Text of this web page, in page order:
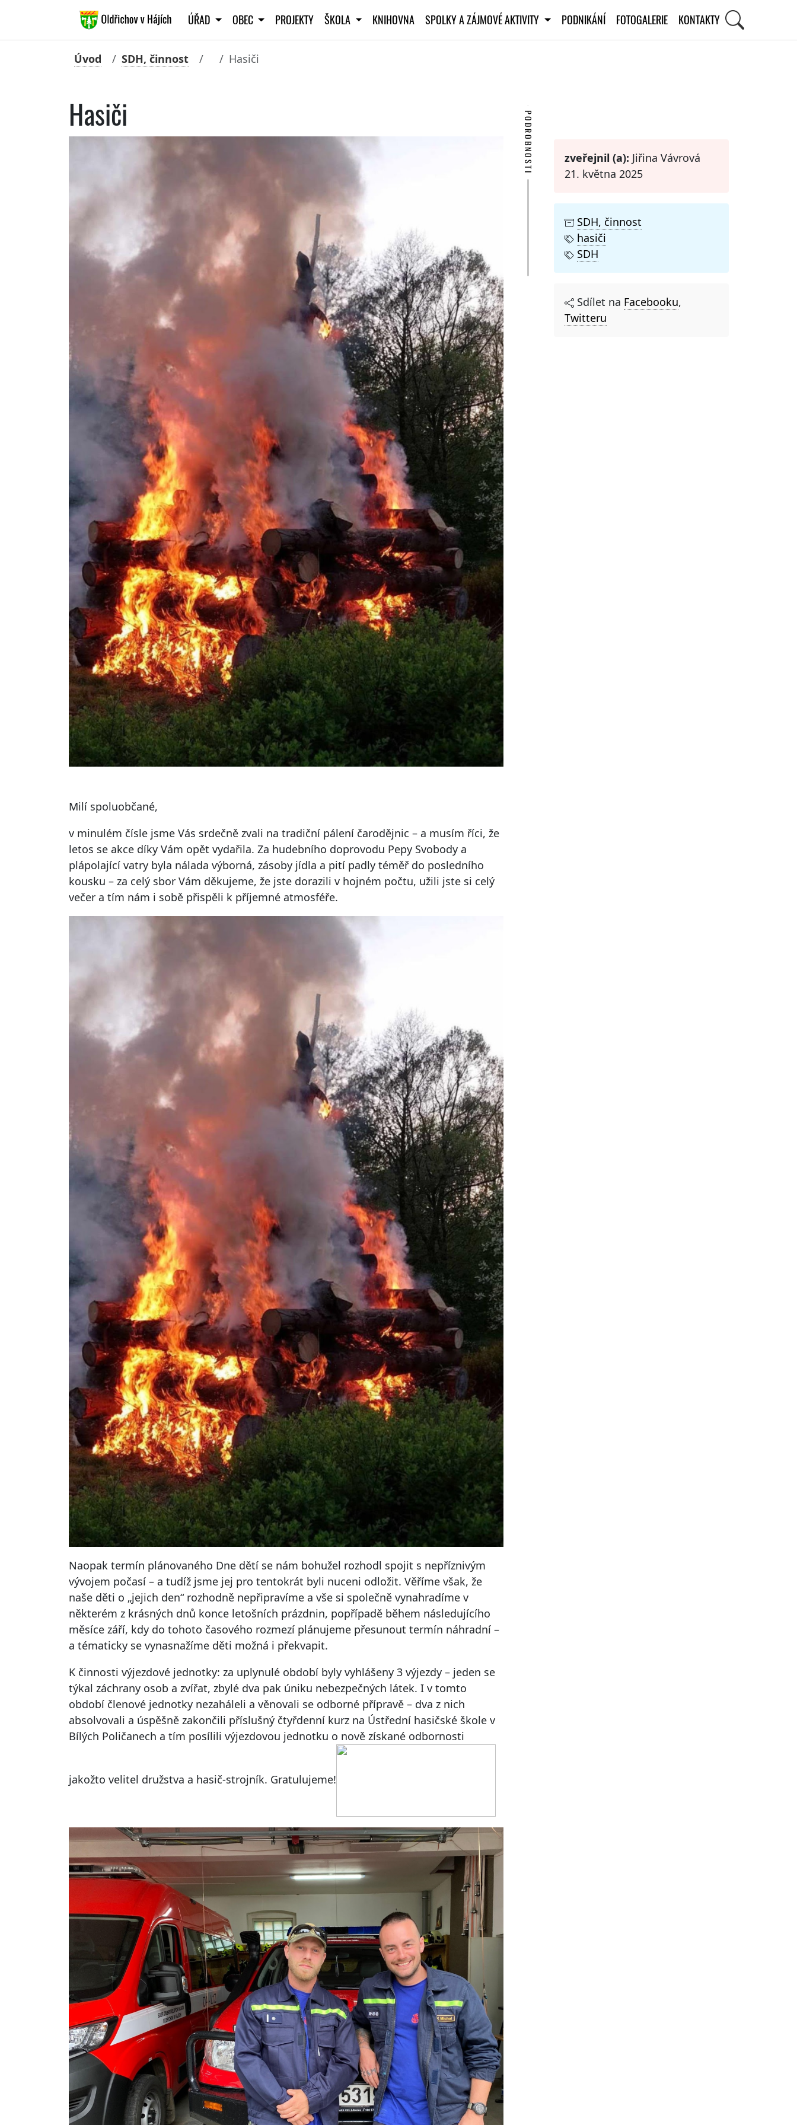
ÚŘAD OBEC PROJEKTY ŠKOLA KNIHOVNA SPOLKY A ZÁJMOVÉ AKTIVITY PODNIKÁNÍ FOTOGALERIE KONTAKTY
Úvod SDH, činnost Hasiči
Hasiči
Milí spoluobčané,
v minulém čísle jsme Vás srdečně zvali na tradiční pálení čarodějnic – a musím říci, že
letos se akce díky Vám opět vydařila. Za hudebního doprovodu Pepy Svobody a
plápolající vatry byla nálada výborná, zásoby jídla a pití padly téměř do posledního
kousku – za celý sbor Vám děkujeme, že jste dorazili v hojném počtu, užili jste si celý
večer a tím nám i sobě přispěli k příjemné atmosféře.
Naopak termín plánovaného Dne dětí se nám bohužel rozhodl spojit s nepříznivým
vývojem počasí – a tudíž jsme jej pro tentokrát byli nuceni odložit. Věříme však, že
naše děti o „jejich den“ rozhodně nepřipravíme a vše si společně vynahradíme v
některém z krásných dnů konce letošních prázdnin, popřípadě během následujícího
měsíce září, kdy do tohoto časového rozmezí plánujeme přesunout termín náhradní –
a tématicky se vynasnažíme děti možná i překvapit.
K činnosti výjezdové jednotky: za uplynulé období byly vyhlášeny 3 výjezdy – jeden se
týkal záchrany osob a zvířat, zbylé dva pak úniku nebezpečných látek. I v tomto
období členové jednotky nezaháleli a věnovali se odborné přípravě – dva z nich
absolvovali a úspěšně zakončili příslušný čtyřdenní kurz na Ústřední hasičské škole v
Bílých Poličanech a tím posílili výjezdovou jednotku o nově získané odbornosti
jakožto velitel družstva a hasič-strojník. Gratulujeme!
PODROBNOSTI zveřejnil (a): Jiřina Vávrová
21. května 2025
SDH, činnost
hasiči
SDH
Sdílet na Facebooku,
Twitteru